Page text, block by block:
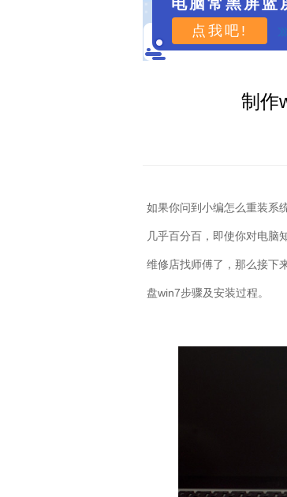
点我吧!
制作
如果你问到小编怎么重装系
几乎百分百，即使你对电脑
维修店找师傅了，那么接下
盘win7步骤及安装过程。